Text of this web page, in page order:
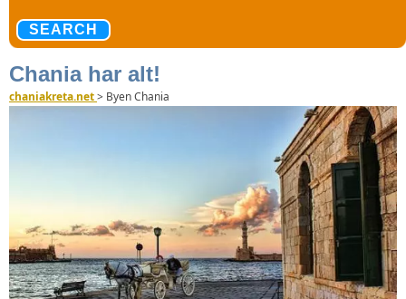
Chania har alt!
chaniakreta.net> Byen Chania